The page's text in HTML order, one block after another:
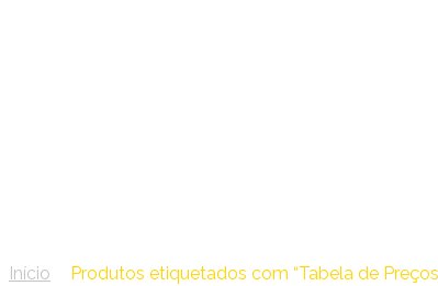
Início
Produtos etiquetados com “Tabela de